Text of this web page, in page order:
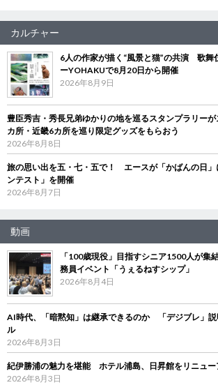
カルチャー
6人の作家が描く“風景と猫”の共演 歌舞
ーYOHAKUで8月20日から開催
2026年8月9日
豊臣秀吉・秀長兄弟ゆかりの地を巡るスタンプラリー
カ所・近畿6カ所を巡り限定グッズをもらおう
2026年8月8日
旅の思い出を五・七・五で！ エースが「かばんの日」
ンテスト」を開催
2026年8月7日
動画
「100歳現役」目指すシニア1500人が
務員イベント「うぇるねすシップ」
2026年8月4日
AI時代、「暗黙知」は継承できるのか 「デジブレ」
ル
2026年8月3日
紀伊勝浦の魅力を堪能 ホテル浦島、日昇館をリニュー
2026年8月3日